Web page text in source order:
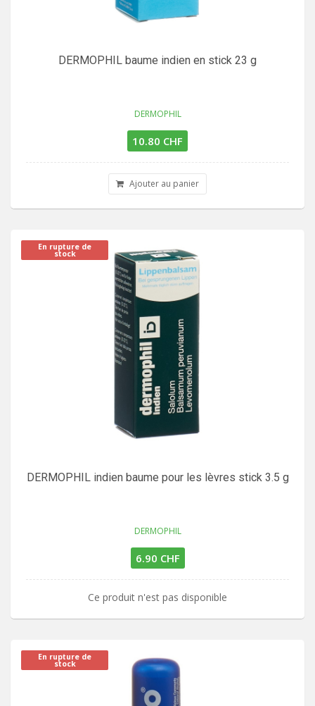
DERMOPHIL baume indien en stick 23 g
DERMOPHIL
10.80 CHF
Ajouter au panier
En rupture de
stock
DERMOPHIL indien baume pour les lèvres stick 3.5 g
DERMOPHIL
6.90 CHF
Ce produit n'est pas disponible
En rupture de
stock